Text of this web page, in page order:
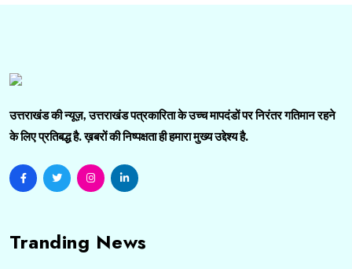
उत्तराखंड की न्यूज़, उत्तराखंड पत्रकारिता के उच्च मापदंडों पर निरंतर गतिमान रहने
के लिए प्रतिबद्ध है. ख़बरों की निष्पक्षता ही हमारा मुख्य उद्देश्य है.
Tranding News